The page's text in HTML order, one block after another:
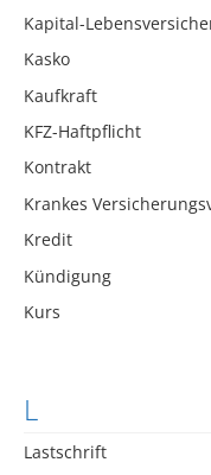
Kapital-
Kasko
Kaufkraft
KFZ-Haftpflicht
Kontrakt
Krankes
Kredit
Kündigung
Kurs
L
Lastschrift